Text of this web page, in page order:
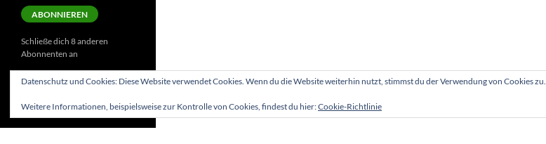
Adresse
ABONNIEREN
Schließe dich 8 anderen
Abonnenten an
Datenschutz und Cookies: Diese Website verwendet Cookies. Wenn du die Website weiterhin nutzt, stimmst du der Verwendung von Cookies zu.
Weitere Informationen, beispielsweise zur Kontrolle von Cookies, findest du hier:Cookie-Richtlinie